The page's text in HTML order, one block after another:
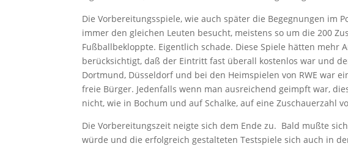
Die Vorbereitungsspiele, wie auch später die Begegnungen im
immer den gleichen Leuten besucht, meistens so um die 200
Fußballbekloppte. Eigentlich schade. Diese Spiele hätten mehr
berücksichtigt, daß der Eintritt fast überall kostenlos war und
Dortmund, Düsseldorf und bei den Heimspielen von RWE war
freie Bürger. Jedenfalls wenn man ausreichend geimpft war,
nicht, wie in Bochum und auf Schalke, auf eine Zuschauerzahl
Die Vorbereitungszeit neigte sich dem Ende zu. Bald mußte
würde und die erfolgreich gestalteten Testspiele sich auch in